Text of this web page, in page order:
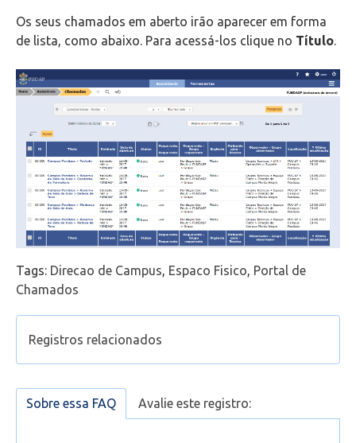
Os seus chamados em aberto irão aparecer em forma
de lista, como abaixo. Para acessá-los clique no Título.
Tags: Direcao de Campus, Espaco Fisico, Portal de
Chamados
Registros relacionados
Conteúdo do Portal
Portal do Aluno - Manual Geral
Sobre essa FAQ Avalie este registro: